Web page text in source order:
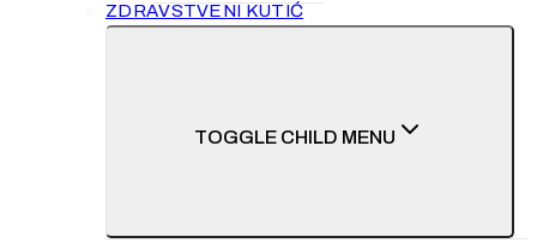
ZDRAVSTVENI KUTIĆ
TOGGLE CHILD MENU